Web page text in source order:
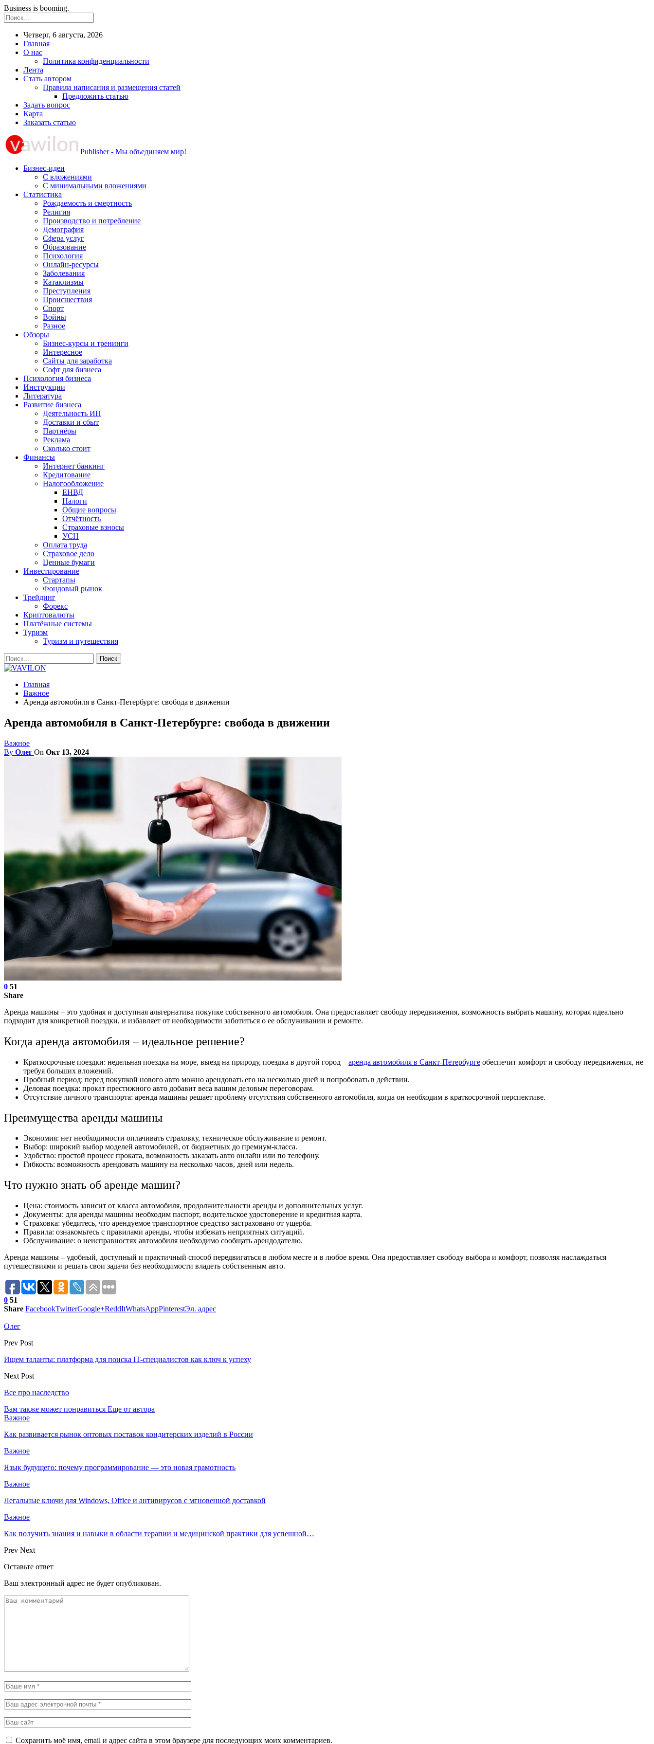
Business is booming.
Четверг, 6 августа, 2026
Главная
О нас
Политика конфиденциальности
Лента
Стать автором
Правила написания и размещения статей
Предложить статью
Задать вопрос
Карта
Заказать статью
Publisher - Мы объединяем мир!
Бизнес-идеи
С вложениями
С минимальными вложениями
Статистика
Рождаемость и смертность
Религия
Производство и потребление
Демография
Сфера услуг
Образование
Психология
Онлайн-ресурсы
Заболевания
Катаклизмы
Преступления
Происшествия
Спорт
Войны
Разное
Обзоры
Бизнес-курсы и тренинги
Интересное
Сайты для заработка
Софт для бизнеса
Психология бизнеса
Инструкции
Литература
Развитие бизнеса
Деятельность ИП
Доставки и сбыт
Партнёры
Реклама
Сколько стоит
Финансы
Интернет банкинг
Кредитование
Налогообложение
ЕНВД
Налоги
Общие вопросы
Отчётность
Страховые взносы
УСН
Оплата труда
Страховое дело
Ценные бумаги
Инвестирование
Стартапы
Фондовый рынок
Трейдинг
Форекс
Криптовалюты
Платёжные системы
Туризм
Туризм и путешествия
Главная
Важное
Аренда автомобиля в Санкт-Петербурге: свобода в движении
Аренда автомобиля в Санкт-Петербурге: свобода в движении
Важное
By Олег On Окт 13, 2024
0 51
Share
Аренда машины – это удобная и доступная альтернатива покупке собственного автомобиля. Она предоставляет свободу передвижения, возможность выбрать машину, которая идеально
подходит для конкретной поездки, и избавляет от необходимости заботиться о ее обслуживании и ремонте.
Когда аренда автомобиля – идеальное решение?
Краткосрочные поездки: недельная поездка на море, выезд на природу, поездка в другой город – аренда автомобиля в Санкт-Петербурге обеспечит комфорт и свободу передвижения, не
требуя больших вложений.
Пробный период: перед покупкой нового авто можно арендовать его на несколько дней и попробовать в действии.
Деловая поездка: прокат престижного авто добавит веса вашим деловым переговорам.
Отсутствие личного транспорта: аренда машины решает проблему отсутствия собственного автомобиля, когда он необходим в краткосрочной перспективе.
Преимущества аренды машины
Экономия: нет необходимости оплачивать страховку, техническое обслуживание и ремонт.
Выбор: широкий выбор моделей автомобилей, от бюджетных до премиум-класса.
Удобство: простой процесс проката, возможность заказать авто онлайн или по телефону.
Гибкость: возможность арендовать машину на несколько часов, дней или недель.
Что нужно знать об аренде машин?
Цена: стоимость зависит от класса автомобиля, продолжительности аренды и дополнительных услуг.
Документы: для аренды машины необходим паспорт, водительское удостоверение и кредитная карта.
Страховка: убедитесь, что арендуемое транспортное средство застраховано от ущерба.
Правила: ознакомьтесь с правилами аренды, чтобы избежать неприятных ситуаций.
Обслуживание: о неисправностях автомобиля необходимо сообщать арендодателю.
Аренда машины – удобный, доступный и практичный способ передвигаться в любом месте и в любое время. Она предоставляет свободу выбора и комфорт, позволяя наслаждаться
путешествиями и решать свои задачи без необходимости владеть собственным авто.
0 51
Share FacebookTwitterGoogle+ReddItWhatsAppPinterestЭл. адрес
Олег
Prev Post
Ищем таланты: платформа для поиска IT-специалистов как ключ к успеху
Next Post
Все про наследство
Вам также может понравиться Еще от автора
Важное
Как развивается рынок оптовых поставок кондитерских изделий в России
Важное
Язык будущего: почему программирование — это новая грамотность
Важное
Легальные ключи для Windows, Office и антивирусов с мгновенной доставкой
Важное
Как получить знания и навыки в области терапии и медицинской практики для успешной…
Prev Next
Оставьте ответ
Ваш электронный адрес не будет опубликован.
Сохранить моё имя, email и адрес сайта в этом браузере для последующих моих комментариев.